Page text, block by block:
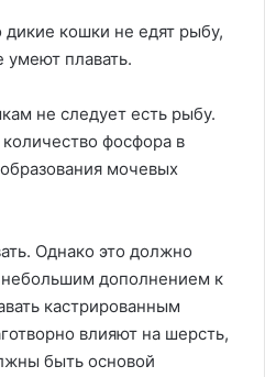
кошки не едят рыбу,
умеют плавать.
не следует есть рыбу.
фосфора в
мочевых
Однако это должно
дополнением к
кастрированным
влияют на шерсть,
быть основой